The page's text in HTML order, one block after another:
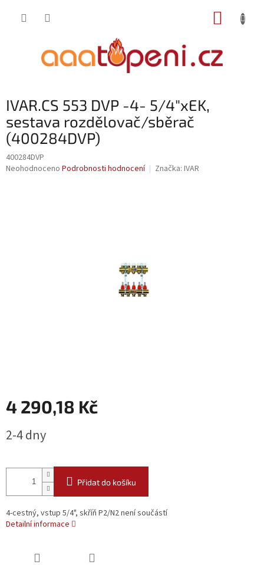
IVAR.CS 553 DVP -4- 5/4"xEK,
sestava rozdělovač/sběrač
(400284DVP)
400284DVP
Průměrné
Neohodnoceno Podrobnosti hodnocení Značka: IVAR
4 290,18 Kč
cena:
2-4 dny
Přidat do košíku
4-cestný, vstup 5/4", skříň P2/N2 není součástí
Detailní informace